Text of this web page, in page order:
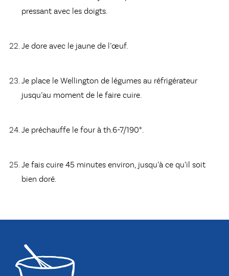
pressant avec les doigts.
Je dore avec le jaune de l’œuf.
Je place le Wellington de légumes au réfrigérateur
jusqu’au moment de le faire cuire.
Je préchauffe le four à th.6-7/190°.
Je fais cuire 45 minutes environ, jusqu’à ce qu’il soit
bien doré.